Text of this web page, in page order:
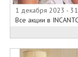
1 декабря 2023 -
Все акции в